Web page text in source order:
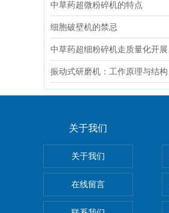
中草药超微粉碎机的特点
细胞破壁机的禁忌
关于我们
关于我们
在线留言